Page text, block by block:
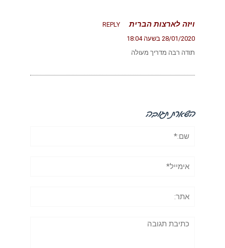
ויזה לארצות הברית
REPLY
28/01/2020 בשעה 18:04
תודה רבה מדריך מעולה
השארת תגובה